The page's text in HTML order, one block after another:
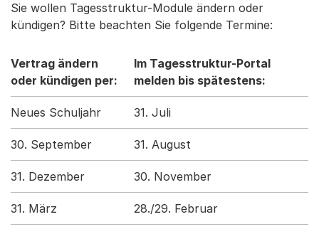
Sie wollen Tagesstruktur-Module ändern oder
kündigen? Bitte beachten Sie folgende Termine:
Vertrag ändern
oder kündigen per:
Im Tagesstruktur-Portal
melden bis spätestens:
Neues Schuljahr 31. Juli
30. September 31. August
31. Dezember 30. November
31. März 28./29. Februar